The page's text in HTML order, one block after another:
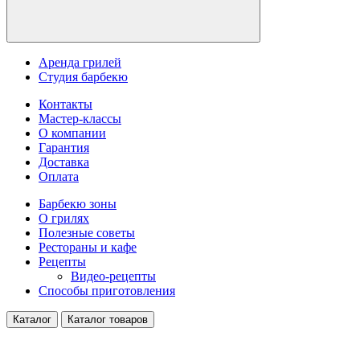
Аренда грилей
Студия барбекю
Контакты
Мастер-классы
О компании
Гарантия
Доставка
Оплата
Барбекю зоны
О грилях
Полезные советы
Рестораны и кафе
Рецепты
Видео-рецепты
Способы приготовления
Каталог Каталог товаров